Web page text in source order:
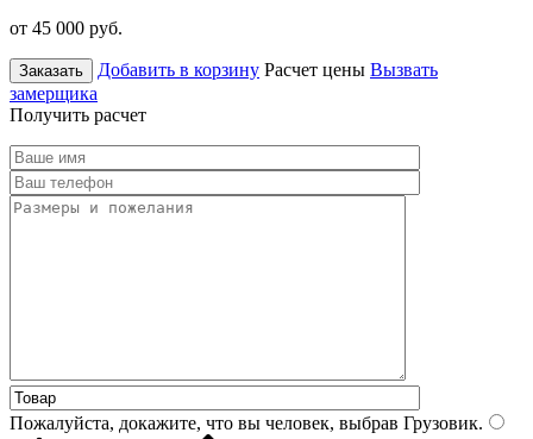
от 45 000 руб.
Заказать Добавить в корзину Расчет цены Вызвать
замерщика
Получить расчет
Пожалуйста, докажите, что вы человек, выбрав Грузовик.